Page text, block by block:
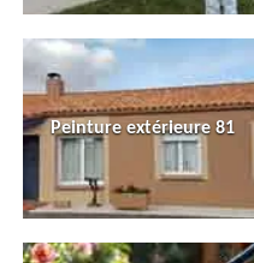
Peinture extérieure 81